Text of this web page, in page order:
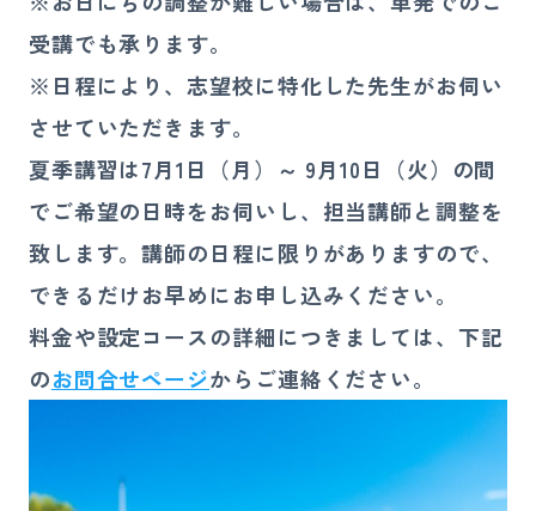
受講でも承ります。
※日程により、志望校に特化した先生がお伺い
させていただきます。
夏季講習は7月1日（月）～ 9月10日（火）の間
でご希望の日時をお伺いし、担当講師と調整を
致します。講師の日程に限りがありますので、
できるだけお早めにお申し込みください。
料金や設定コースの詳細につきましては、下記
のお問合せページからご連絡ください。